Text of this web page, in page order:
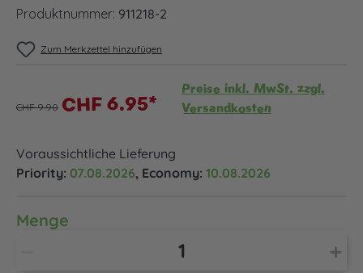
Produktnummer: 911218-2
Zum Merkzettel hinzufügen
CHF 9.90 CHF 6.95*
Preise inkl. MwSt. zzgl.
Versandkosten
Voraussichtliche Lieferung
Priority: 07.08.2026, Economy: 10.08.2026
Menge